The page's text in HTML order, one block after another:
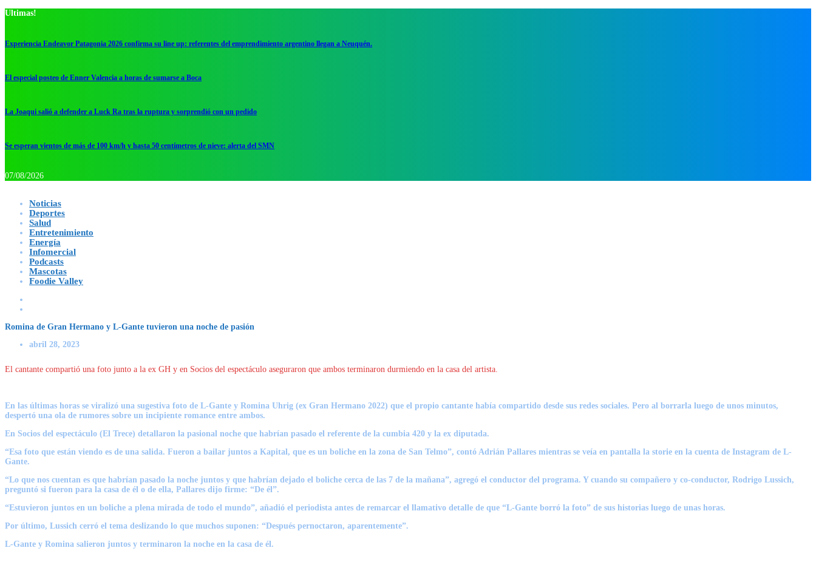
Ultimas!
Experiencia Endeavor Patagonia 2026 confirma su line up: referentes del emprendimiento argentino llegan a Neuquén.
El especial posteo de Enner Valencia a horas de sumarse a Boca
La Joaqui salió a defender a Luck Ra tras la ruptura y sorprendió con un pedido
Se esperan vientos de más de 100 km/h y hasta 50 centímetros de nieve: alerta del SMN
07/08/2026
Noticias
Deportes
Salud
Entretenimiento
Energía
Infomercial
Podcasts
Mascotas
Foodie Valley
Romina de Gran Hermano y L-Gante tuvieron una noche de pasión
abril 28, 2023
El cantante compartió una foto junto a la ex GH y en Socios del espectáculo aseguraron que ambos terminaron durmiendo en la casa del artista.
En las últimas horas se viralizó una sugestiva foto de L-Gante y Romina Uhrig (ex Gran Hermano 2022) que el propio cantante había compartido desde sus redes sociales. Pero al borrarla luego de unos minutos,
despertó una ola de rumores sobre un incipiente romance entre ambos.
En Socios del espectáculo (El Trece) detallaron la pasional noche que habrían pasado el referente de la cumbia 420 y la ex diputada.
“Esa foto que están viendo es de una salida. Fueron a bailar juntos a Kapital, que es un boliche en la zona de San Telmo”, contó Adrián Pallares mientras se veía en pantalla la storie en la cuenta de Instagram de L-
Gante.
“Lo que nos cuentan es que habrían pasado la noche juntos y que habrían dejado el boliche cerca de las 7 de la mañana”, agregó el conductor del programa. Y cuando su compañero y co-conductor, Rodrigo Lussich,
preguntó si fueron para la casa de él o de ella, Pallares dijo firme: “De él”.
“Estuvieron juntos en un boliche a plena mirada de todo el mundo”, añadió el periodista antes de remarcar el llamativo detalle de que “L-Gante borró la foto” de sus historias luego de unas horas.
Por último, Lussich cerró el tema deslizando lo que muchos suponen: “Después pernoctaron, aparentemente”.
L-Gante y Romina salieron juntos y terminaron la noche en la casa de él.